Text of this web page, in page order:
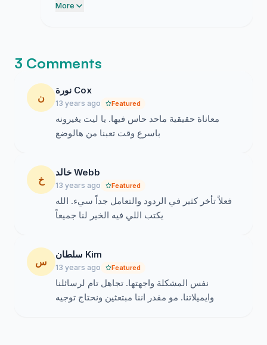
is clear that many colleagues are facing
More
3 Comments
ن
نورة Cox
13 years ago Featured
معاناة حقيقية ماحد حاس فيها. يا ليت يغيرونه
باسرع وقت تعبنا من هالوضع
خ
خالد Webb
13 years ago Featured
فعلاً تأخر كثير في الردود والتعامل جداً سيء. الله
يكتب اللي فيه الخير لنا جميعاً
س
سلطان Kim
13 years ago Featured
نفس المشكلة واجهتها. تجاهل تام لرسائلنا
وايميلاتنا. مو مقدر اننا مبتعثين ونحتاج توجيه